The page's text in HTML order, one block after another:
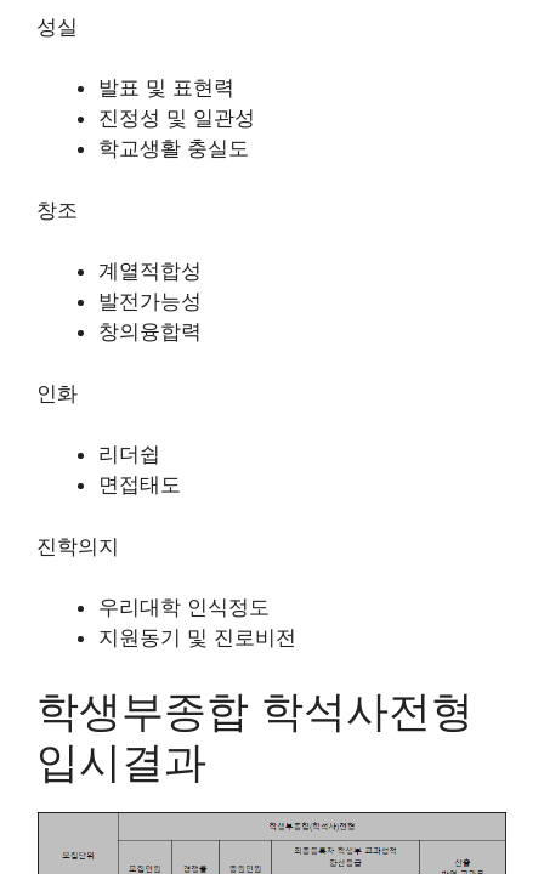
성실
발표 및 표현력
진정성 및 일관성
학교생활 충실도
창조
계열적합성
발전가능성
창의융합력
인화
리더쉽
면접태도
진학의지
우리대학 인식정도
지원동기 및 진로비전
학생부종합 학석사전형
입시결과